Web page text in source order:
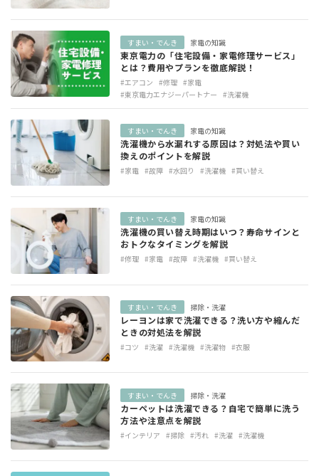
すまい・でんき 家電の知識
東京電力の「住宅設備・家電修理サービス」
とは？費用やプランを徹底解説！
#エアコン #修理 #家電
#東京電力エナジーパートナー
#洗濯機
すまい・でんき 家電の知識
洗濯機から水漏れする原因は？対処法や買い
換えのポイントを解説
#家電 #故障 #水回り #洗濯機 #買い替え
すまい・でんき 家電の知識
洗濯機の買い替え時期はいつ？寿命サインと
おトクなタイミングを解説
#修理 #家電 #故障 #洗濯機 #買い替え
すまい・でんき 掃除・洗濯
レーヨンは家で洗濯できる？洗い方や縮んだ
ときの対処法を解説
#コツ #洗濯 #洗濯機 #洗濯物 #衣服
すまい・でんき 掃除・洗濯
カーペットは洗濯できる？自宅で簡単に洗う
方法や注意点を解説
#インテリア #掃除 #汚れ #洗濯 #洗濯機